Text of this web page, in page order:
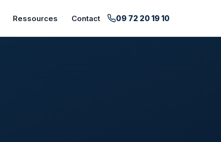
Ressources Contact 09 72 20 19 10